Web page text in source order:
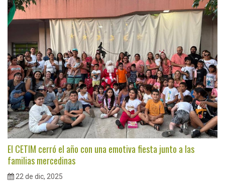
El CETIM cerró el año con una emotiva fiesta junto a las
familias mercedinas
22 de dic, 2025